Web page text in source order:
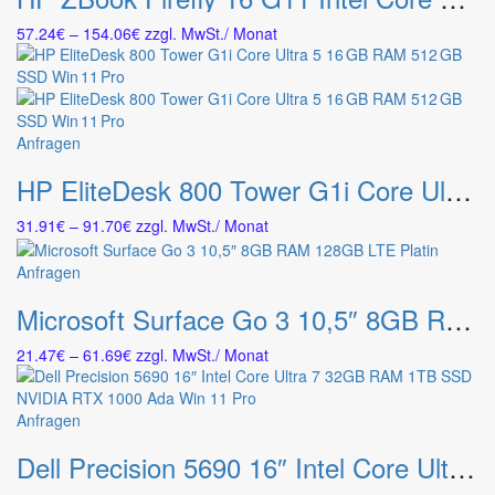
gewählt
werden
mehrere
Varianten
auf.
Die
Optionen
können
Produktseite
werden
57.24€ – 154.06€Preisspanne:
57.24€
154.06€
zzgl. MwSt./ Monat
Anfragen
weist
mehrere
Varianten
auf.
können
der
Produktseite
gewählt
HP EliteDesk 800 Tower G1i Core Ultra 5 16 GB RAM 512 GB SSD Win 11 Pro
31.91€ – 91.70€Preisspanne:
31.91€
zzgl. MwSt./ Monat
Anfragen
weist
mehrere
Varianten
auf.
Die
auf
Microsoft Surface Go 3 10,5″ 8GB RAM 128GB LTE Platin
21.47€ – 61.69€Preisspanne:
21.47€
bis
zzgl. MwSt./ Monat
Anfragen
weist
mehrere
Dell Precision 5690 16″ Intel Core Ultra 7 32GB RAM 1TB SSD NVIDIA RTX 1000 Ada Win 11 Pro